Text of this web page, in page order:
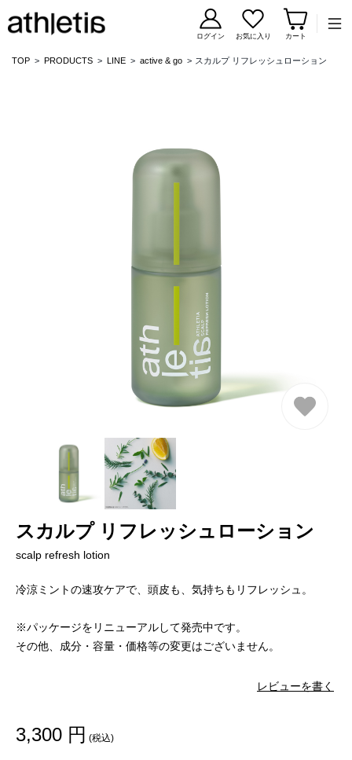
コンテンツに移動
ログイン お気に入り カート
TOP PRODUCTS LINE active & go スカルプ リフレッシュローション
スカルプ リフレッシュローション
scalp refresh lotion
冷涼ミントの速攻ケアで、頭皮も、気持ちもリフレッシュ。
※パッケージをリニューアルして発売中です。
その他、成分・容量・価格等の変更はございません。
レビューを書く
3,300 円 (税込)